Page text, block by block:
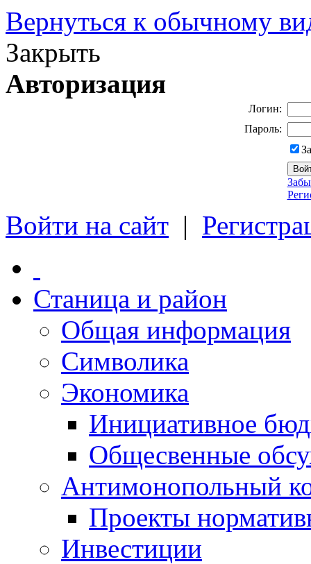
Вернуться к обычному
Закрыть
Авторизация
Логин:
Пароль:
Войти на сайт |
Станица и район
Общая информация
Символика
Экономика
Инициативное
Общесвенные
Антимонопольный
Проекты
Инвестиции